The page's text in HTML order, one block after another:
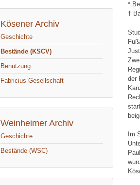
Kösener Archiv
Geschichte
Bestände (KSCV)
Benutzung
Fabricius-Gesellschaft
Weinheimer Archiv
Geschichte
Bestände (WSC)
*
†
der
Im